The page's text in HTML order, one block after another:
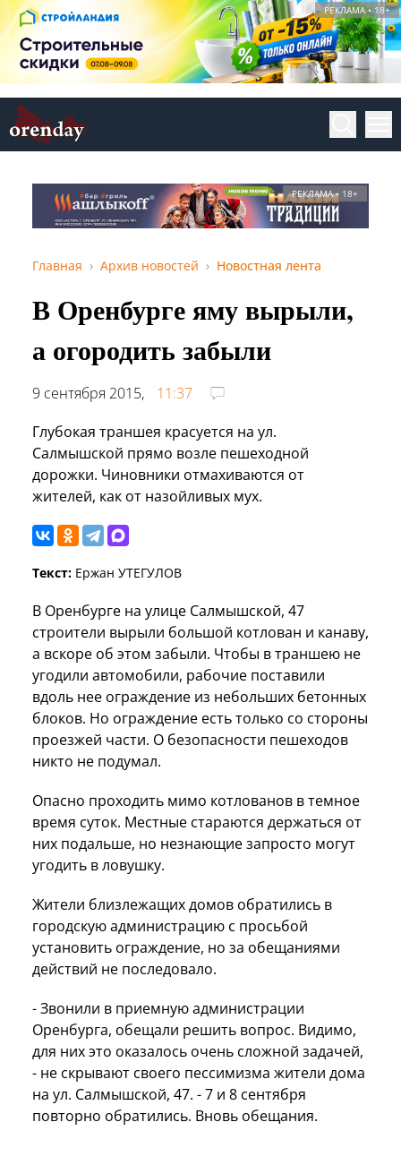
РЕКЛАМА • 18+
РЕКЛАМА • 18+
Главная Архив новостей Новостная лента
В Оренбурге яму вырыли,
а огородить забыли
9 сентября 2015,
11:37
Глубокая траншея красуется на ул.
Салмышской прямо возле пешеходной
дорожки. Чиновники отмахиваются от
жителей, как от назойливых мух.
Текст: Ержан УТЕГУЛОВ
В Оренбурге на улице Салмышской, 47
строители вырыли большой котлован и канаву,
а вскоре об этом забыли. Чтобы в траншею не
угодили автомобили, рабочие поставили
вдоль нее ограждение из небольших бетонных
блоков. Но ограждение есть только со стороны
проезжей части. О безопасности пешеходов
никто не подумал.
Опасно проходить мимо котлованов в темное
время суток. Местные стараются держаться от
них подальше, но незнающие запросто могут
угодить в ловушку.
Жители близлежащих домов обратились в
городскую администрацию с просьбой
установить ограждение, но за обещаниями
действий не последовало.
- Звонили в приемную администрации
Оренбурга, обещали решить вопрос. Видимо,
для них это оказалось очень сложной задачей,
- не скрывают своего пессимизма жители дома
на ул. Салмышской, 47. - 7 и 8 сентября
повторно обратились. Вновь обещания.